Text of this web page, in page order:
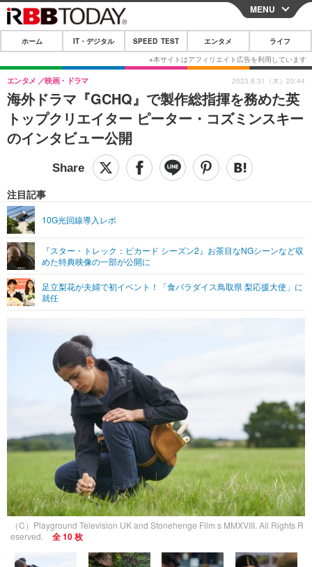
CLOSE
ホーム
IT・デジタル
IT・デジタルTOP スマートフォン
ネタ
ショッピング その他
SPEED TEST
エンタメ
エンタメTOP 映画・ドラマ
音楽
グラビア ブログ
ペット
その他
リリース一覧
プッシュ通知の停止方法
MENU
ホーム IT・デジタル SPEED TEST エンタメ ライフ
海外ドラマ『GCHQ』で製作総指揮を務めた英
トップクリエイター ピーター・コズミンスキー
のインタビュー公開
エンタメ 映画・ドラマ
注目記事
10G光回線導入レポ
『スター・トレック：ピカード シーズン2』お茶目なNGシーンなど収
めた特典映像の一部が公開に
足立梨花が夫婦で初イベント！「食パラダイス鳥取県 梨応援大使」に
就任
2023.8.31（木）20:44
（C）Playground Television UK and Stonehenge Film s MMXVIII. All Rights R
eserved.
全 10 枚